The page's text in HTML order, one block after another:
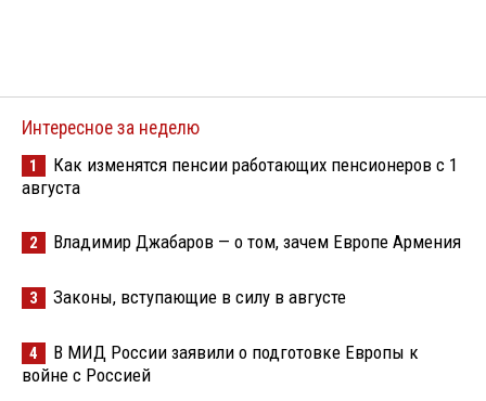
Интересное за неделю
1
Как изменятся пенсии работающих пенсионеров с 1
августа
2 Владимир Джабаров — о том, зачем Европе Армения
3 Законы, вступающие в силу в августе
4
В МИД России заявили о подготовке Европы к
войне с Россией